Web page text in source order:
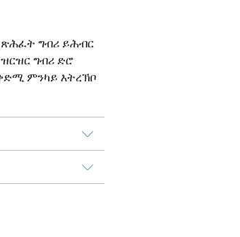
ግብሪ ይሕብር
ግብሪ ድሮ
ምንካይ እትረኽቦ